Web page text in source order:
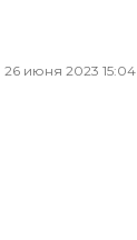
26 июня 2023 15:04